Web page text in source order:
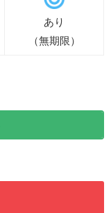
あり
（無期限）